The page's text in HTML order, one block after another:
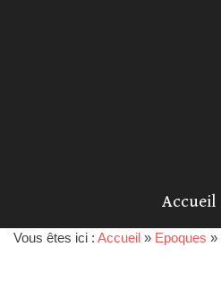
Accueil
Vous êtes ici : Accueil » Epoques »